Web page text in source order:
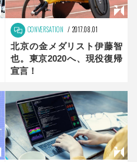
CONVERSATION 2017.08.01
北京の金メダリスト伊藤智
也。東京2020へ、現役復帰
宣言！